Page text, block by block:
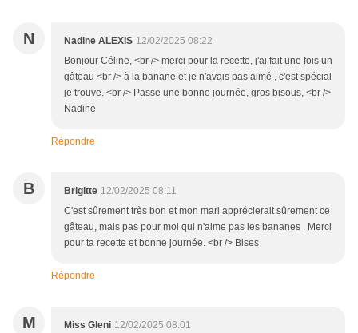
N Nadine ALEXIS 12/02/2025 08:22
Bonjour Céline, <br /> merci pour la recette, j'ai fait une fois un
gâteau <br /> à la banane et je n'avais pas aimé , c'est spécial
je trouve. <br /> Passe une bonne journée, gros bisous, <br />
Nadine
Répondre
B Brigitte 12/02/2025 08:11
C'est sûrement très bon et mon mari apprécierait sûrement ce
gâteau, mais pas pour moi qui n'aime pas les bananes . Merci
pour ta recette et bonne journée. <br /> Bises
Répondre
M Miss Gleni 12/02/2025 08:01